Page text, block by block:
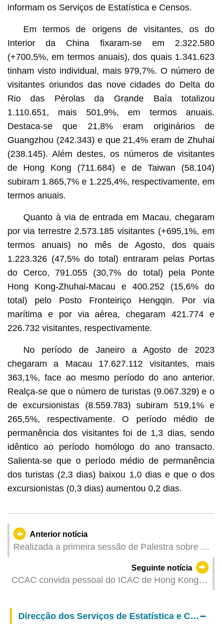
informam os Serviços de Estatística e Censos.
Em termos de origens de visitantes, os do
Interior da China fixaram-se em 2.322.580
(+700,5%, em termos anuais), dos quais 1.341.623
tinham visto individual, mais 979,7%. O número de
visitantes oriundos das nove cidades do Delta do
Rio das Pérolas da Grande Baía totalizou
1.110.651, mais 501,9%, em termos anuais.
Destaca-se que 21,8% eram originários de
Guangzhou (242.343) e que 21,4% eram de Zhuhai
(238.145). Além destes, os números de visitantes
de Hong Kong (711.684) e de Taiwan (58.104)
subiram 1.865,7% e 1.225,4%, respectivamente, em
termos anuais.
Quanto à via de entrada em Macau, chegaram
por via terrestre 2.573.185 visitantes (+695,1%, em
termos anuais) no mês de Agosto, dos quais
1.223.326 (47,5% do total) entraram pelas Portas
do Cerco, 791.055 (30,7% do total) pela Ponte
Hong Kong-Zhuhai-Macau e 400.252 (15,6% do
total) pelo Posto Fronteiriço Hengqin. Por via
marítima e por via aérea, chegaram 421.774 e
226.732 visitantes, respectivamente.
No período de Janeiro a Agosto de 2023
chegaram a Macau 17.627.112 visitantes, mais
363,1%, face ao mesmo período do ano anterior.
Realça-se que o número de turistas (9.067.329) e o
de excursionistas (8.559.783) subiram 519,1% e
265,5%, respectivamente. O período médio de
permanência dos visitantes foi de 1,3 dias, sendo
idêntico ao período homólogo do ano transacto.
Salienta-se que o período médio de permanência
dos turistas (2,3 dias) baixou 1,0 dias e que o dos
excursionistas (0,3 dias) aumentou 0,2 dias.
Anterior notícia
Realizada a primeira sessão de Palestra sobre a
Transmissão e Inovação Académica do Sector da
Medicina Tradicional Chinesa de Macau com
cerca de 400 participantes dos profissionais da
Seguinte notícia
CCAC convida pessoal do ICAC de Hong Kong
aumentar a capacidade de investigação
Direcção dos Serviços de Estatística e Censos